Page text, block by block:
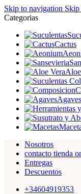
Skip to navigation Skip
Categorias
Cactus
Agaves
Nosotros
contacto tienda
Entregas
Descuentos
+34604919353